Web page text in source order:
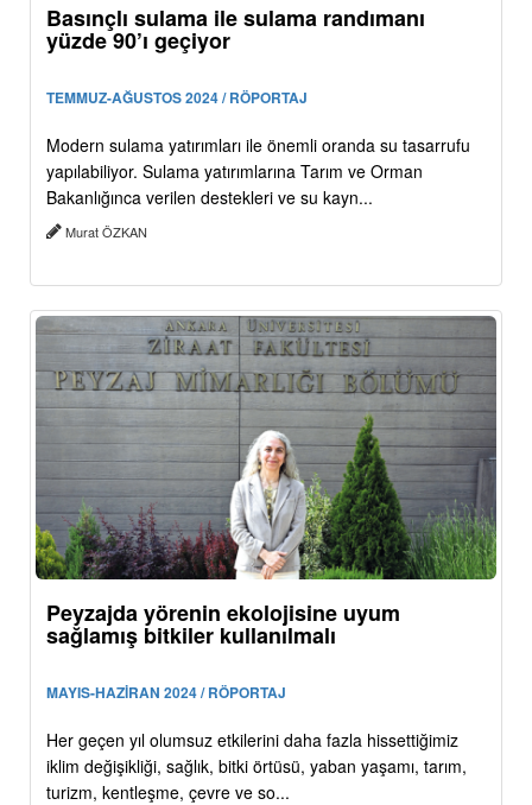
Basınçlı sulama ile sulama randımanı
yüzde 90’ı geçiyor
TEMMUZ-AĞUSTOS 2024 / RÖPORTAJ
Modern sulama yatırımları ile önemli oranda su tasarrufu
yapılabiliyor. Sulama yatırımlarına Tarım ve Orman
Bakanlığınca verilen destekleri ve su kayn...
Murat ÖZKAN
Peyzajda yörenin ekolojisine uyum
sağlamış bitkiler kullanılmalı
MAYIS-HAZİRAN 2024 / RÖPORTAJ
Her geçen yıl olumsuz etkilerini daha fazla hissettiğimiz
iklim değişikliği, sağlık, bitki örtüsü, yaban yaşamı, tarım,
turizm, kentleşme, çevre ve so...